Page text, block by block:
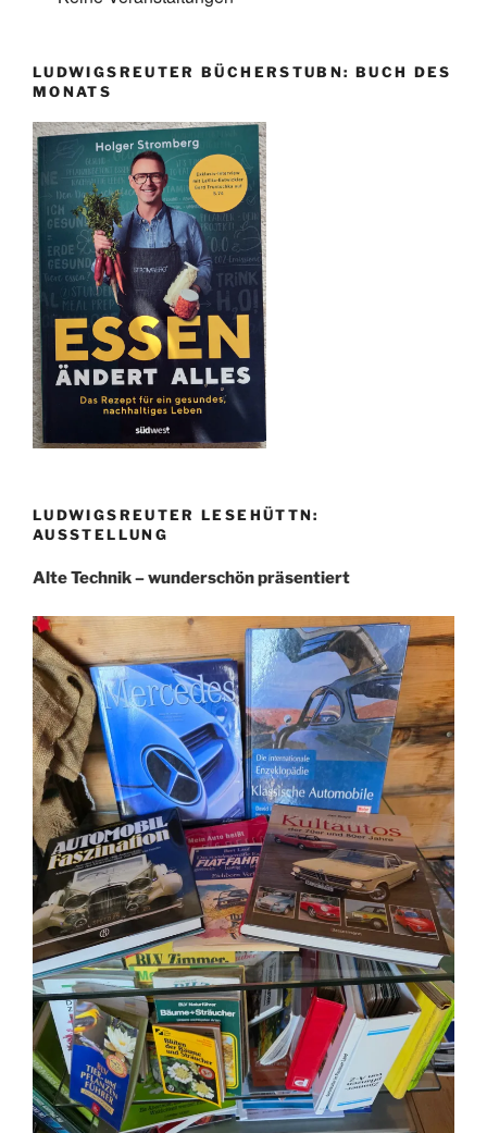
LUDWIGSREUTER BÜCHERSTUBN: BUCH DES
MONATS
LUDWIGSREUTER LESEHÜTTN:
AUSSTELLUNG
Alte Technik – wunderschön präsentiert